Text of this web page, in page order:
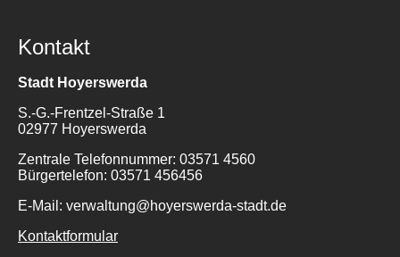
Kontakt
Stadt Hoyerswerda
S.-G.-Frentzel-Straße 1
02977 Hoyerswerda
Zentrale Telefonnummer: 03571 4560
Bürgertelefon: 03571 456456
E-Mail: verwaltung@hoyerswerda-stadt.de
Kontaktformular